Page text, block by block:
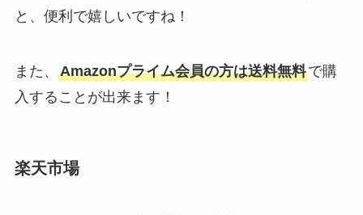
と、便利で嬉しいですね！
また、 Amazonプライム会員の方は送料無料で購
入することが出来ます！
楽天市場